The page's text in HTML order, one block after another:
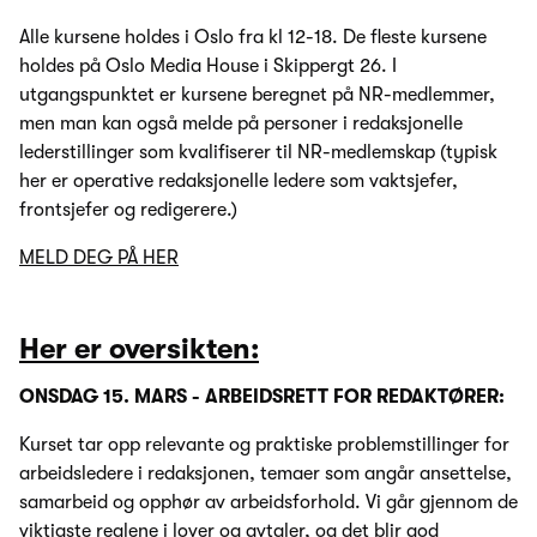
Alle kursene holdes i Oslo fra kl 12-18. De fleste kursene
holdes på Oslo Media House i Skippergt 26. I
utgangspunktet er kursene beregnet på NR-medlemmer,
men man kan også melde på personer i redaksjonelle
lederstillinger som kvalifiserer til NR-medlemskap (typisk
her er operative redaksjonelle ledere som vaktsjefer,
frontsjefer og redigerere.)
MELD DEG PÅ HER
Her er oversikten:
ONSDAG 15. MARS - ARBEIDSRETT FOR REDAKTØRER:
Kurset tar opp relevante og praktiske problemstillinger for
arbeidsledere i redaksjonen, temaer som angår ansettelse,
samarbeid og opphør av arbeidsforhold. Vi går gjennom de
viktigste reglene i lover og avtaler, og det blir god